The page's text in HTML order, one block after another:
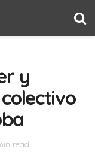
y
read